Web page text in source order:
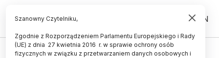
PL EN
TECHNOLOGIA
Szanowny Czytelniku,
Zgodnie z Rozporządzeniem Parlamentu Europejskiego i Rady
(UE) z dnia 27 kwietnia 2016 r. w sprawie ochrony osób
fizycznych w związku z przetwarzaniem danych osobowych i